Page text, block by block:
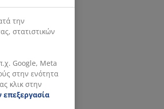
την
στατιστικών
Google, Meta
στην ενότητα
κλικ στην
επεξεργασία